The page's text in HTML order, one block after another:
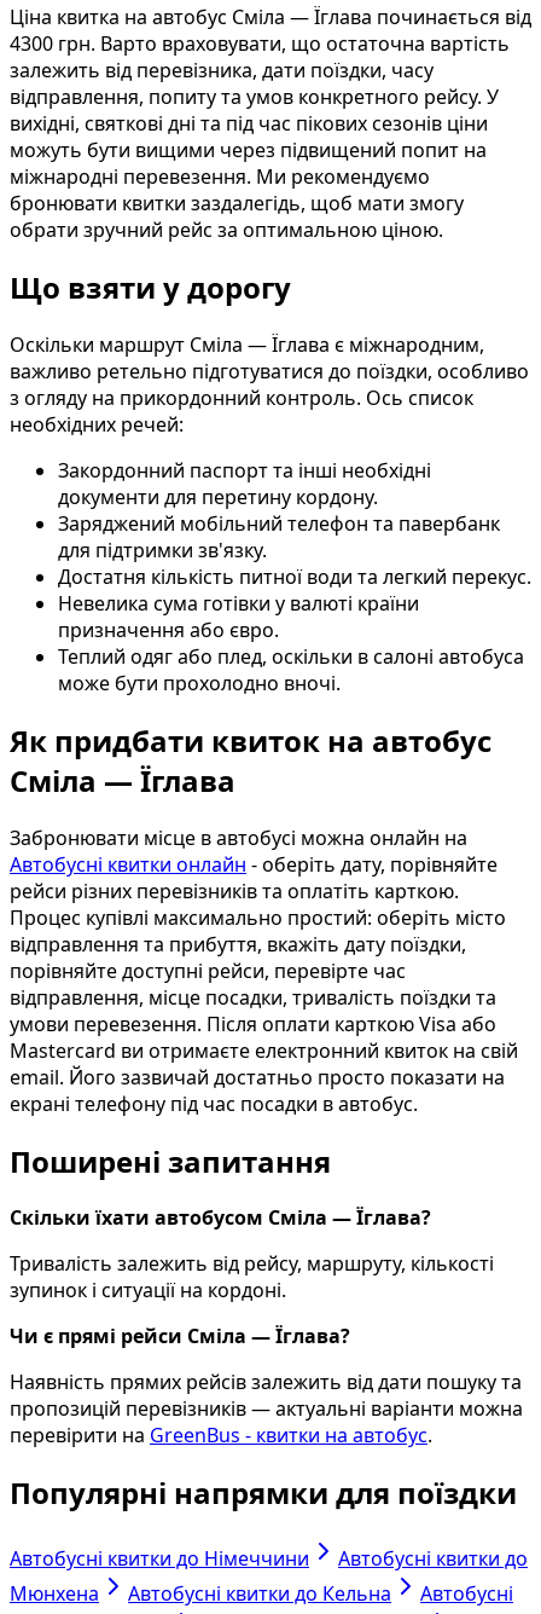
Ціна квитка на автобус Сміла — Їглава починається від
4300 грн. Варто враховувати, що остаточна вартість
залежить від перевізника, дати поїздки, часу
відправлення, попиту та умов конкретного рейсу. У
вихідні, святкові дні та під час пікових сезонів ціни
можуть бути вищими через підвищений попит на
міжнародні перевезення. Ми рекомендуємо
бронювати квитки заздалегідь, щоб мати змогу
обрати зручний рейс за оптимальною ціною.
Що взяти у дорогу
Оскільки маршрут Сміла — Їглава є міжнародним,
важливо ретельно підготуватися до поїздки, особливо
з огляду на прикордонний контроль. Ось список
необхідних речей:
Закордонний паспорт та інші необхідні
документи для перетину кордону.
Заряджений мобільний телефон та павербанк
для підтримки зв'язку.
Достатня кількість питної води та легкий перекус.
Невелика сума готівки у валюті країни
призначення або євро.
Теплий одяг або плед, оскільки в салоні автобуса
може бути прохолодно вночі.
Як придбати квиток на автобус
Сміла — Їглава
Забронювати місце в автобусі можна онлайн на
Автобусні квитки онлайн - оберіть дату, порівняйте
рейси різних перевізників та оплатіть карткою.
Процес купівлі максимально простий: оберіть місто
відправлення та прибуття, вкажіть дату поїздки,
порівняйте доступні рейси, перевірте час
відправлення, місце посадки, тривалість поїздки та
умови перевезення. Після оплати карткою Visa або
Mastercard ви отримаєте електронний квиток на свій
email. Його зазвичай достатньо просто показати на
екрані телефону під час посадки в автобус.
Поширені запитання
Скільки їхати автобусом Сміла — Їглава?
Тривалість залежить від рейсу, маршруту, кількості
зупинок і ситуації на кордоні.
Чи є прямі рейси Сміла — Їглава?
Наявність прямих рейсів залежить від дати пошуку та
пропозицій перевізників — актуальні варіанти можна
перевірити на GreenBus - квитки на автобус.
Популярні напрямки для поїздки
Автобусні квитки до Німеччини
Автобусні квитки до
Мюнхена
Автобусні квитки до Кельна
Автобусні